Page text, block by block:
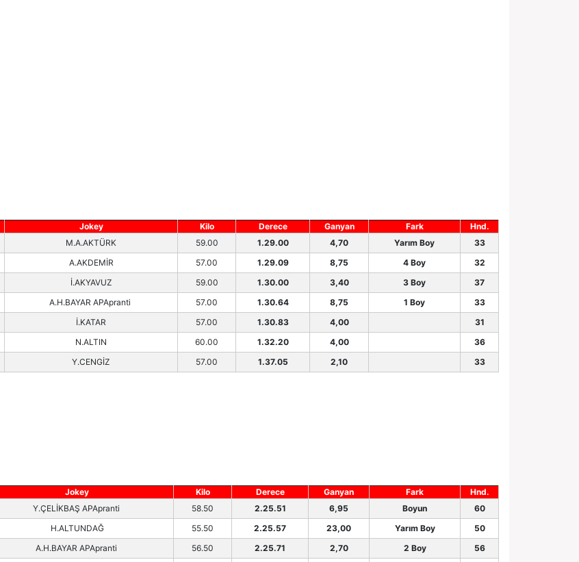
Jokey Kilo Derece Ganyan Fark
Hnd.
M.A.AKTÜRK 59.00 1.29.00 4,70 Yarım Boy
33
A.AKDEMİR 57.00 1.29.09 8,75 4 Boy
32
İ.AKYAVUZ 59.00 1.30.00 3,40 3 Boy
37
A.H.BAYAR APApranti 57.00 1.30.64 8,75 1 Boy
33
İ.KATAR 57.00 1.30.83 4,00
31
N.ALTIN 60.00 1.32.20 4,00
36
Y.CENGİZ 57.00 1.37.05 2,10 33
Jokey Kilo Derece Ganyan Fark
Hnd.
Y.ÇELİKBAŞ APApranti 58.50 2.25.51 6,95 Boyun
60
H.ALTUNDAĞ 55.50 2.25.57 23,00 Yarım Boy
50
A.H.BAYAR APApranti 56.50 2.25.71 2,70 2 Boy
56